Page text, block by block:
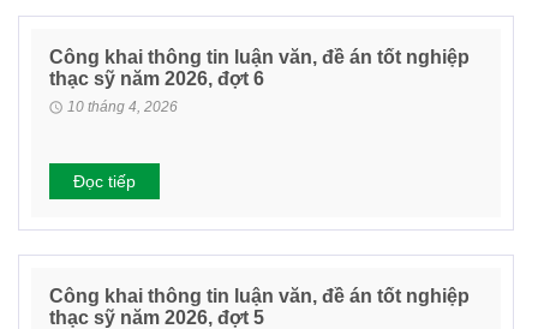
Công khai thông tin luận văn, đề án tốt nghiệp
thạc sỹ năm 2026, đợt 6
10 tháng 4, 2026
Đọc tiếp
Công khai thông tin luận văn, đề án tốt nghiệp
thạc sỹ năm 2026, đợt 5